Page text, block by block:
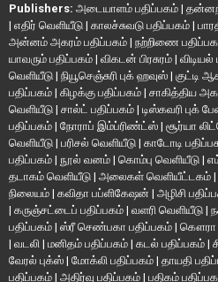
Publishers: அடையாளம் பதிப்பகம் |
| எதிர் வெளியீடு | காலச்சுவடு பதிப்பகம் |
அன்னம் அகரம் பதிப்பகம் | நற்றிணை
யாவரும் பதிப்பகம் | விகடன் பிரசுரம் | விடியல்
வெளியீடு | நியூசெஞ்சுரி புக் ஹவுஸ் | குட்டி
பதிப்பகம் | கிழக்கு பதிப்பகம் | சாகித்திய
வெளியீடு | சால்ட் பதிப்பகம் | டிஸ்கவரி புக்
பதிப்பகம் | நோராப் இம்ப்ரிண்ட்ஸ் | சூர்யா
வெளியீடு | பரிசல் வெளியீடு | காடோடி
பதிப்பகம் | நூல் வனம் | கொம்பு வெளியீடு |
தடாகம் வெளியீடு | அலைகள் வெளியீட்டகம் |
நிலையம் | கவிதா பப்ளிகேஷன் | அழிசி
| கருஞ்சட்டைப் பதிப்பகம் | வளரி வெளியீடு |
பதிப்பகம் | ஸ்ரீ செண்பகா பதிப்பகம் | கௌரா
| வடலி | மனிதம் பதிப்பகம் | கடல் பதிப்பகம் |
வேரல் புக்ஸ் | மோக்லி பதிப்பகம் | தாயதி
பதிப்பகம் | அதிர்வு பதிப்பகம் | பதிகம்